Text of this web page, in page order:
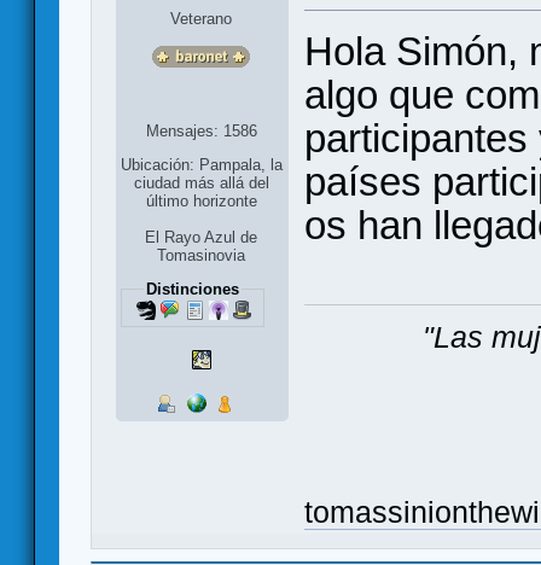
Veterano
Mensajes: 1586
Ubicación: Pampala, la
ciudad más allá del
último horizonte
El Rayo Azul de
Tomasinovia
Distinciones
Hola Simón,
algo que
países
os han
"Las